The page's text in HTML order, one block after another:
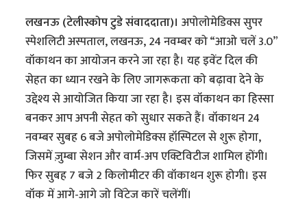
लखनऊ (टेलीस्कोप टुडे संवाददाता)।अपोलोमेडिक्स सुपर
स्पेशलिटी अस्पताल, लखनऊ, 24 नवम्बर को “आओ चलें 3.0”
वॉकाथन का आयोजन करने जा रहा है। यह इवेंट दिल की
सेहत का ध्यान रखने के लिए जागरूकता को बढ़ावा देने के
उद्देश्य से आयोजित किया जा रहा है। इस वॉकाथन का हिस्सा
बनकर आप अपनी सेहत को सुधार सकते हैं। वॉकाथन 24
नवम्बर सुबह 6 बजे अपोलोमेडिक्स हॉस्पिटल से शुरू होगा,
जिसमें ज़ुम्बा सेशन और वार्म-अप एक्टिविटीज शामिल होंगी।
फिर सुबह 7 बजे 2 किलोमीटर की वॉकाथन शुरू होगी। इस
वॉक में आगे-आगे जो विंटेज कारें चलेंगीं।